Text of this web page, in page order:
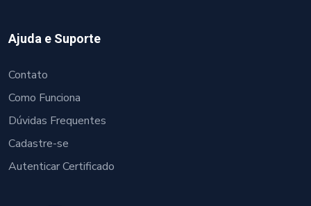
Ajuda e Suporte
Contato
Como Funciona
Dúvidas Frequentes
Cadastre-se
Autenticar Certificado